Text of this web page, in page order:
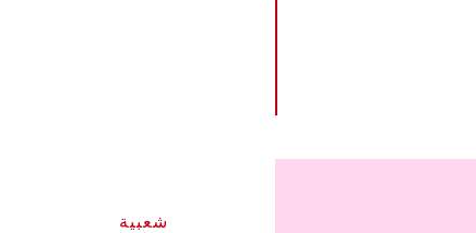
شعبية